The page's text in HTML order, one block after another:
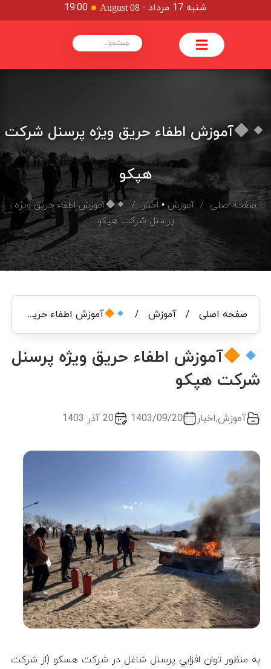
شنبه 17 مرداد -
August 08
19:00
آموزش اطفاء حریق ویژه پرسنل شرکت
هپکو
صفحه اصلی /آموزش • اخبار/
آموزش اطفاء حریق ویژه
پرسنل شرکت هپکو
صفحه اصلی/ آموزش/ آموزش اطفاء حریق ویژه پرسنل شرکت هپکو
آموزش اطفاء حریق ویژه پرسنل
شرکت هپکو
آموزش,اخبار 1403/09/20 20 آذر 1403
به منظور توان افزايي پرسنل شاغل در شرکت هسکو (از شرکت